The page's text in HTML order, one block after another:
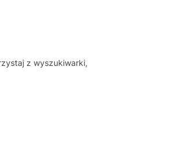
z wyszukiwarki,